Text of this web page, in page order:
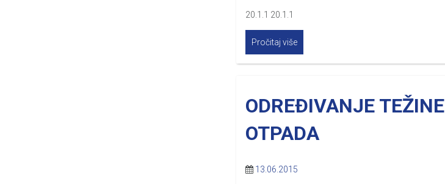
20.1.1 20.1.1
Pročitaj više
ODREÐIVANJE TEŽINE
OTPADA
13.06.2015